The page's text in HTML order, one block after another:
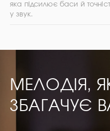
яка підсилює баси й
у звук.
МЕЛОДІЯ,
ЗБАГАЧУЄ